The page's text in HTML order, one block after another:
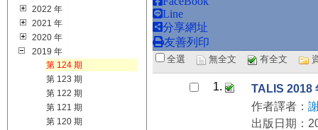
2022 年
2021 年
2020 年
2019 年
第 124 期
第 123 期
第 122 期
第 121 期
第 120 期
Line
分享網址
友善列印
全選 無全文 有全文
1.
TALIS 2018
作者譯者：
出版日期：